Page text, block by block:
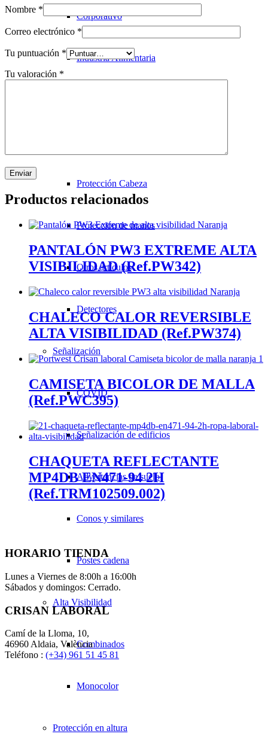
Corporativo
Industria Alimentaria
Protección Cabeza
Protección de manos
Otros artículos
Detectores
Señalización
COVID
Señalización de edificios
Advertencias de suelo
Conos y similares
Postes cadena
Alta Visibilidad
Combinados
Monocolor
Protección en altura
Nombre *
Correo electrónico *
Tu puntuación *
Tu valoración *
Productos relacionados
PANTALÓN PW3 EXTREME ALTA
VISIBILIDAD (Ref.PW342)
CHALECO CALOR REVERSIBLE
ALTA VISIBILIDAD (Ref.PW374)
CAMISETA BICOLOR DE MALLA
(Ref.PWC395)
CHAQUETA REFLECTANTE
MP4DB EN471-94 2H
(Ref.TRM102509.002)
HORARIO TIENDA
Lunes a Viernes de 8:00h a 16:00h
Sábados y domingos: Cerrado.
CRISAN LABORAL
Camí de la Lloma, 10,
46960 Aldaia, València
Teléfono : (+34) 961 51 45 81